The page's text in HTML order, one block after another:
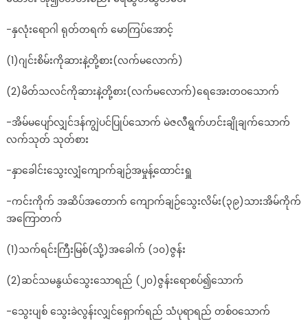
-နှလုံးရောဂါ ရုတ်တရက် မောကြပ်အောင့်
(1)ဂျင်းစိမ်းကိုဆားနဲ့တို့စား(လက်မလောက်)
(2)မိတ်သလင်ကိုဆားနဲ့တို့စား(လက်မလောက်)ရေအေးတဝသောက်
-အိမ်မပျော်လျှင်ဒန်ကျွဲပင်ပြုပ်သောက် မဲဇလီရွက်ဟင်းချိုချက်သောက်
လက်သုတ် သုတ်စား
-နှာခေါင်းသွေးလျှံကျောက်ချဉ်အမှုန့်ထောင်းရှူ
-ကင်းကိုက် အဆိပ်အတောက် ကျောက်ချဉ်သွေးလိမ်း(၃၉)သားအိမ်ကိုက်
အကြောတက်
(1)သက်ရင်းကြီးမြစ်(သို့)အခေါက် (၁၀)ဇွန်း
(2)ဆင်သမနွယ်သွေးသောရည် (၂၀)ဇွန်းရောစပ်၍သောက်
-သွေးပျစ် သွေးခဲလွန်းလျှင်ရှောက်ရည် သံပုရာရည် တစ်ဝသောက်